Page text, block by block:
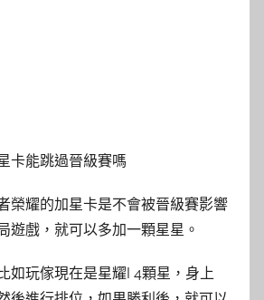
卡能跳過晉級賽嗎
榮耀的加星卡是不會被晉級賽影響
遊戲，就可以多加一顆星星。
如玩傢現在是星耀I 4顆星，身上